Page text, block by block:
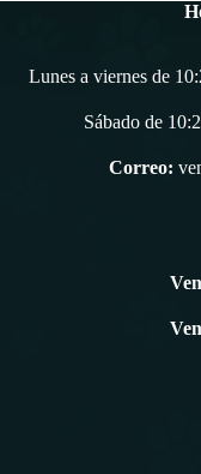
Lunes a viernes de
Sábado de
Correo: